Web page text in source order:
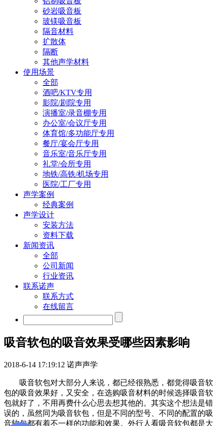
砂岩吸音板
玻镁吸音板
隔音材料
扩散体
隔断
其他声学材料
使用场景
全部
酒吧/KTV专用
影院/剧院专用
演播室/录音棚专用
办公室/会议厅专用
体育馆/多功能厅专用
餐厅/宴会厅专用
音乐室/音乐厅专用
礼堂/会所专用
地铁/高铁/机场专用
医院/工厂专用
声学案例
经典案例
声学设计
安装方法
资料下载
新闻资讯
全部
公司新闻
行业资讯
联系诺声
联系方式
在线留言
吸音软包的吸音效果受哪些因素影响
2018-6-14 17:19:12 诺声声学
吸音软包对大部分人来说，都已经很熟悉，都觉得吸音软
包的吸音效果好，又安全，在选购吸音材料的时候选择吸音软
包就好了，不用再费什么心思去想其他的。其实这个想法是错
误的，虽然同为吸音软包，但是不同的型号、不同的配置的吸
音软包都有着不一样的功能和效果。外行人看吸音软包都是大